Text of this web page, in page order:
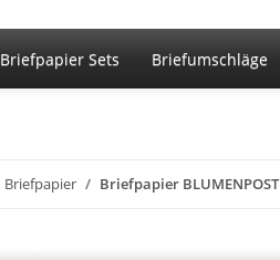
Briefpapier Sets Briefumschläge
Briefpapier Briefpapier BLUMENPOST